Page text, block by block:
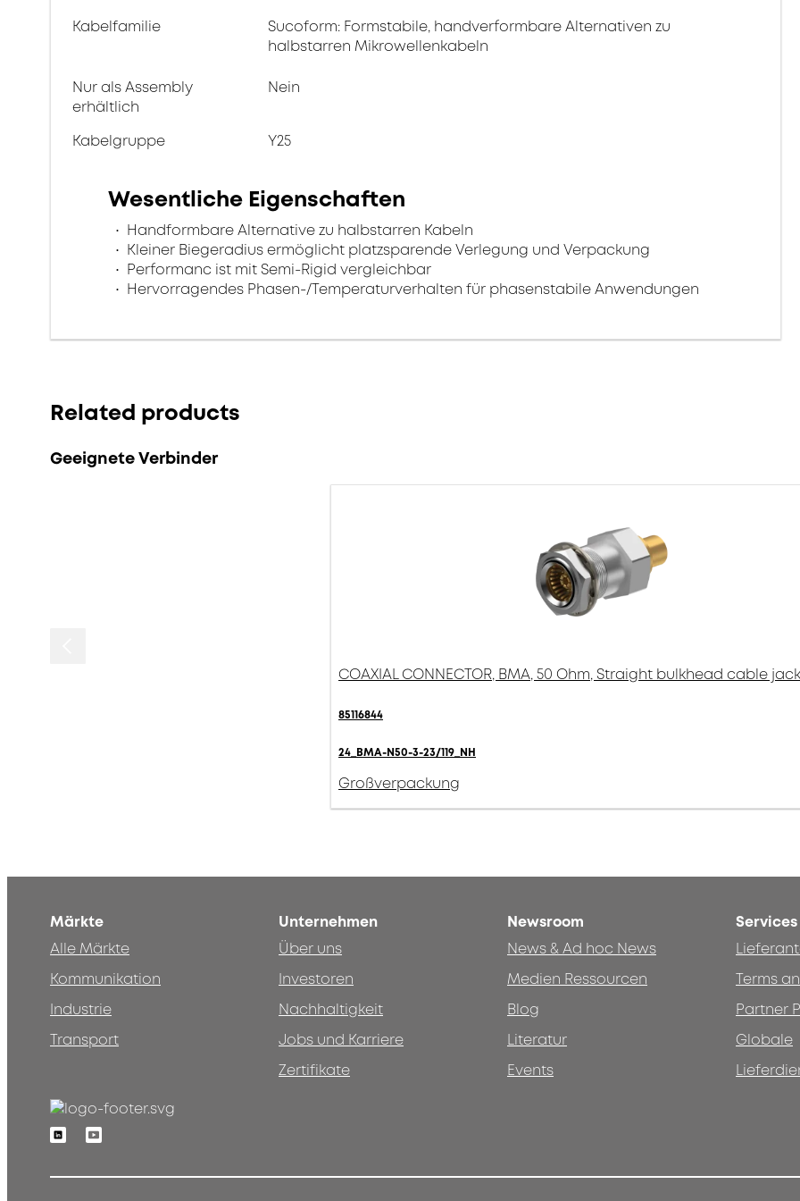
Kabelfamilie
Sucoform: Formstabile, handverformbare Alternativen zu
halbstarren Mikrowellenkabeln
Nur als Assembly
erhältlich
Nein
Kabelgruppe Y25
Wesentliche Eigenschaften
Handformbare Alternative zu halbstarren Kabeln
Kleiner Biegeradius ermöglicht platzsparende Verlegung und Verpackung
Performanc ist mit Semi-Rigid vergleichbar
Hervorragendes Phasen-/Temperaturverhalten für phasenstabile Anwendungen
Related products
Geeignete Verbinder
COAXIAL CONNECTOR, BMA, 50 Ohm, Straight bulkhead cable
85116844
24_BMA-N50-3-23/119_NH
Großverpackung
Märkte
Alle Märkte
Kommunikation
Industrie
Transport
Unternehmen
Über uns
Investoren
Nachhaltigkeit
Jobs und Karriere
Zertifikate
Newsroom
News & Ad hoc News
Medien Ressourcen
Blog
Literatur
Events
Services
Terms
Partner
Globale
LinkedinYoutube